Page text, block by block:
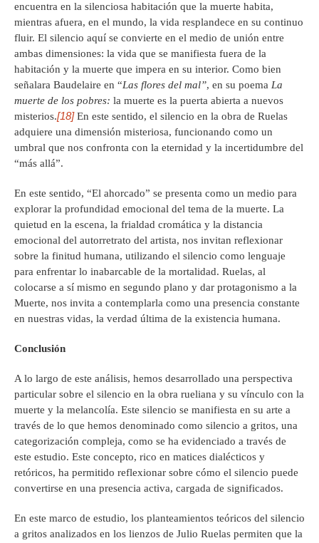
encuentra en la silenciosa habitación que la muerte habita,
mientras afuera, en el mundo, la vida resplandece en su continuo
fluir. El silencio aquí se convierte en el medio de unión entre
ambas dimensiones: la vida que se manifiesta fuera de la
habitación y la muerte que impera en su interior. Como bien
señalara Baudelaire en “Las flores del mal”, en su poema La
muerte de los pobres: la muerte es la puerta abierta a nuevos
misterios.[18]En este sentido, el silencio en la obra de Ruelas
adquiere una dimensión misteriosa, funcionando como un
umbral que nos confronta con la eternidad y la incertidumbre del
“más allá”.
En este sentido, “El ahorcado” se presenta como un medio para
explorar la profundidad emocional del tema de la muerte. La
quietud en la escena, la frialdad cromática y la distancia
emocional del autorretrato del artista, nos invitan reflexionar
sobre la finitud humana, utilizando el silencio como lenguaje
para enfrentar lo inabarcable de la mortalidad. Ruelas, al
colocarse a sí mismo en segundo plano y dar protagonismo a la
Muerte, nos invita a contemplarla como una presencia constante
en nuestras vidas, la verdad última de la existencia humana.
Conclusión
A lo largo de este análisis, hemos desarrollado una perspectiva
particular sobre el silencio en la obra rueliana y su vínculo con la
muerte y la melancolía. Este silencio se manifiesta en su arte a
través de lo que hemos denominado como silencio a gritos, una
categorización compleja, como se ha evidenciado a través de
este estudio. Este concepto, rico en matices dialécticos y
retóricos, ha permitido reflexionar sobre cómo el silencio puede
convertirse en una presencia activa, cargada de significados.
En este marco de estudio, los planteamientos teóricos del silencio
a gritos analizados en los lienzos de Julio Ruelas permiten que la